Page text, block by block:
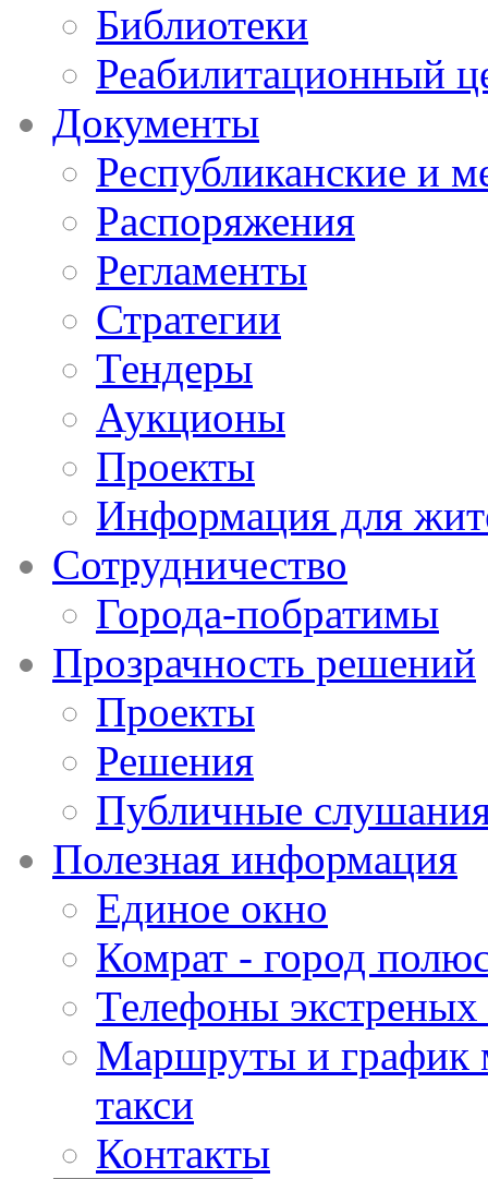
Библиотеки
Реабилитационный
Документы
Республиканские и
Распоряжения
Регламенты
Стратегии
Тендеры
Аукционы
Проекты
Информация для
Сотрудничество
Города-побратимы
Прозрачность решений
Проекты
Решения
Публичные
Полезная информация
Единое окно
Комрат - город
Телефоны
Маршруты и график
такси
Контакты